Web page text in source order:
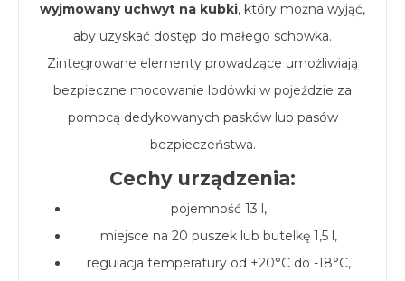
wyjmowany uchwyt na kubki, który można wyjąć,
aby uzyskać dostęp do małego schowka.
Zintegrowane elementy prowadzące umożliwiają
bezpieczne mocowanie lodówki w pojeździe za
pomocą dedykowanych pasków lub pasów
bezpieczeństwa.
Cechy urządzenia:
pojemność 13 l,
miejsce na 20 puszek lub butelkę 1,5 l,
regulacja temperatury od +20°C do -18°C,